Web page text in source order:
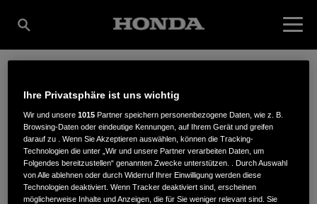
DANZL GBR LAND-,
FORST-,
Ihre Privatsphäre ist uns wichtig
Wir und unsere1015 Partner speichern personenbezogene Daten, wie z. B.
Browsing-Daten oder eindeutige Kennungen, auf Ihrem Gerät und greifen
darauf zu . Wenn Sie Akzeptieren auswählen, können die Tracking-
Technologien die unter „Wir und unsere Partner verarbeiten Daten, um
Folgendes bereitzustellen“ genannten Zwecke unterstützen. . Durch Auswahl
von Alle ablehnen oder durch Widerruf Ihrer Einwilligung werden diese
Technologien deaktiviert. Wenn Tracker deaktiviert sind, erscheinen
möglicherweise Inhalte und Anzeigen, die für Sie weniger relevant sind. Sie